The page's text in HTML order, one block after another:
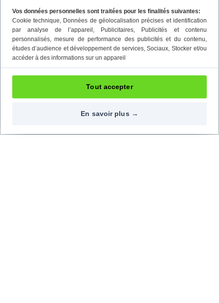
Vos données personnelles sont traitées pour les finalités suivantes:
Cookie technique, Données de géolocalisation précises et identification
par analyse de l’appareil , Publicitaires, Publicités et contenu
personnalisés, mesure de performance des publicités et du contenu,
études d’audience et développement de services, Sociaux, Stocker et/ou
accéder à des informations sur un appareil
En savoir plus →
Tout accepter